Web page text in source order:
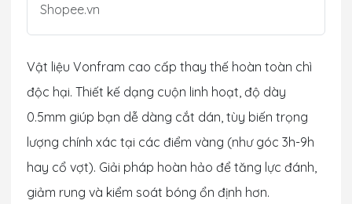
Shopee.vn
Vật liệu Vonfram cao cấp thay thế hoàn toàn chì
độc hại. Thiết kế dạng cuộn linh hoạt, độ dày
0.5mm giúp bạn dễ dàng cắt dán, tùy biến trọng
lượng chính xác tại các điểm vàng (như góc 3h-9h
hay cổ vợt). Giải pháp hoàn hảo để tăng lực đánh,
giảm rung và kiểm soát bóng ổn định hơn.